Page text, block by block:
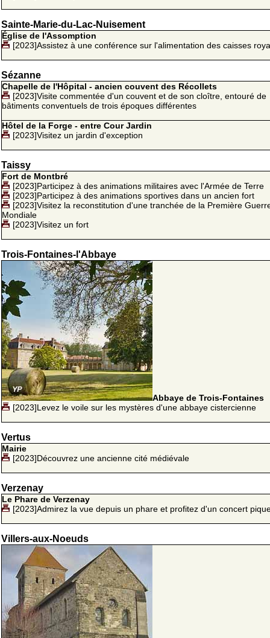
Sainte-Marie-du-Lac-Nuisement
Église de l'Assomption
[2023]Assistez à une conférence sur l'alimentation des caisses
Sézanne
Chapelle de l'Hôpital - ancien couvent des Récollets
[2023]Visite commentée d'un couvent et de son cloître, entouré de
bâtiments conventuels de trois époques différentes
Hôtel de la Forge - entre Cour Jardin
[2023]Visitez un jardin d'exception
Taissy
Fort de Montbré
[2023]Participez à des animations militaires avec l'Armée de Terre
[2023]Participez à des animations sportives dans un ancien fort
[2023]Visitez la reconstitution d'une tranchée de la Première
Mondiale
[2023]Visitez un fort
Trois-Fontaines-l'Abbaye
Abbaye de Trois-Fontaines
[2023]Levez le voile sur les mystères d'une abbaye cistercienne
Vertus
Mairie
[2023]Découvrez une ancienne cité médiévale
Verzenay
Le Phare de Verzenay
[2023]Admirez la vue depuis un phare et profitez d'un concert
Villers-aux-Noeuds